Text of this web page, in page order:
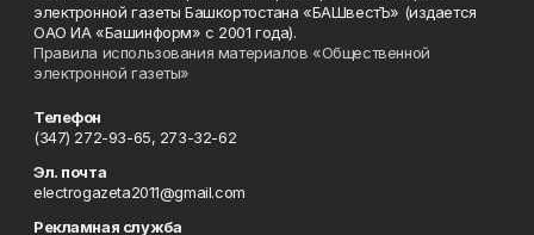
электронной газеты Башкортостана «БАШвестЪ» (издается
ОАО ИА «Башинформ» с 2001 года).
Правила использования материалов «Общественной
электронной газеты»
Телефон
(347) 272-93-65, 273-32-62
Эл. почта
electrogazeta2011@gmail.com
Рекламная служба